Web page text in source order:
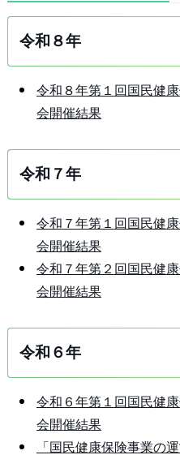
令和８年
令和８年第１回国民健
会開催結果
令和７年
令和７年第１回国民健
会開催結果
令和７年第２回国民健
会開催結果
令和６年
令和６年第１回国民健
会開催結果
「国民健康保険事業の